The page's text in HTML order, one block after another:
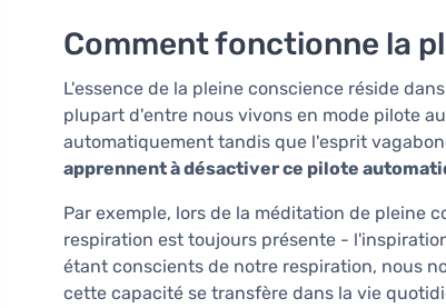
Comment fonctionne la
L'essence de la pleine conscience réside
plupart d'entre nous vivons en mode pilote
automatiquement tandis que l'esprit
apprennent à désactiver ce pilote
Par exemple, lors de la méditation de pleine
respiration est toujours présente -
étant conscients de notre respiration, nous
cette capacité se transfère dans la vie